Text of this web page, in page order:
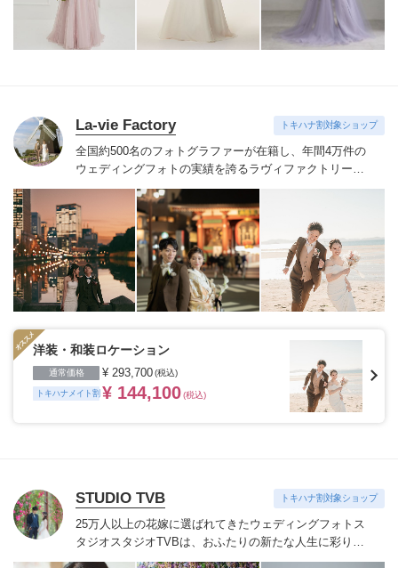
La-vie Factory トキハナ割対象ショップ
全国約500名のフォトグラファーが在籍し、年間4万件の
ウェディングフォトの実績を誇るラヴィファクトリー。
技術だけでなく、おふたりの気持ちに寄りそい素敵な表
情を引き出すハートのあるフォトグラファーたち。お好
みのフォトグラファーをご指名いただけます。季節を感
じる場所や開放感のあるロケーション、普段の服装でい
つもの二人の姿を思い出の場所、ヘアメイクや衣装など
が揃ったスタジオ、フィレンツェやパリ・ニューヨー
ク・ハワイ・グアムなど世界中の好きな国、こだわって
特別な一日の大切な瞬間を残したいカップルにおすすめ
できない場合がございます。
洋装・和装ロケーション
通常価格 ¥ 293,700(税込)
トキハナメイト割 ¥ 144,100(税込)
STUDIO TVB トキハナ割対象ショップ
25万人以上の花嫁に選ばれてきたウェディングフォトス
タジオスタジオTVBは、おふたりの新たな人生に彩りを
添える“最高のウェディングフォト”のお手伝いをさせて